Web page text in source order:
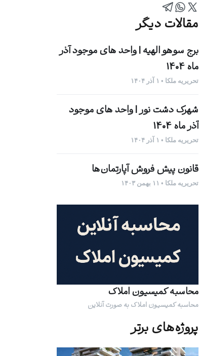
مقالات دیگر
برج سوهو الهیه | واحد های موجود آذر
ماه 1404
تحریریه ملکا • ۱ آذر ۱۴۰۴
شهرک دشت نور | واحد های موجود
آذر ماه 1404
تحریریه ملکا • ۱ آذر ۱۴۰۴
قانون پیش فروش آپارتمان‌ها
تحریریه ملکا • ۱۱ بهمن ۱۴۰۳
محاسبه کمیسیون املاک
محاسبه کمیسیون املاک به صورت آنلاین
پروژه‌های برتر